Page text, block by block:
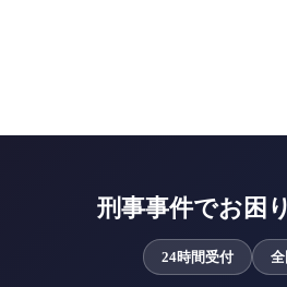
刑事事件でお困
24時間受付